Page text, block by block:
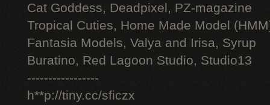
Cat Goddess, Deadpixel, PZ-magazine
Tropical Cuties, Home Made Model
Fantasia Models, Valya and Irisa, Syrup
Buratino, Red Lagoon Studio, Studio13
-----------------
h**p://tiny.cc/sficzx